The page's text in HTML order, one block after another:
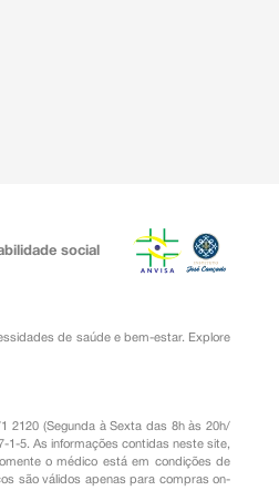
social
de saúde e bem-estar. Explore
2120 (Segunda à Sexta das 8h às 20h/
1-5. As informações contidas neste site,
o médico está em condições de
são válidos apenas para compras on-